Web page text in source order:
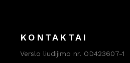
KONTAKTAI
Verslo liudijimo nr. OD423607-1